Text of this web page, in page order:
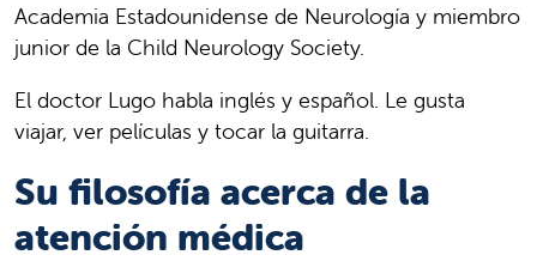
Academia Estadounidense de Neurología y miembro
junior de la Child Neurology Society.
El doctor Lugo habla inglés y español. Le gusta
viajar, ver películas y tocar la guitarra.
Su filosofía acerca de la
atención médica